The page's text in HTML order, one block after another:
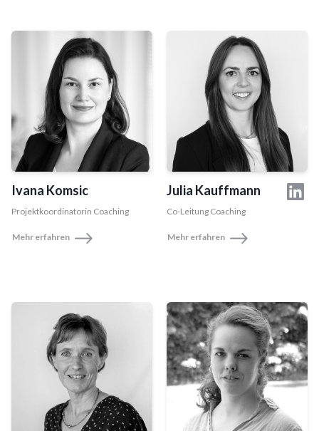
Ivana Komsic
Projektkoordinatorin Coaching
Mehr erfahren
Julia Kauffmann
Co-Leitung Coaching
Mehr erfahren